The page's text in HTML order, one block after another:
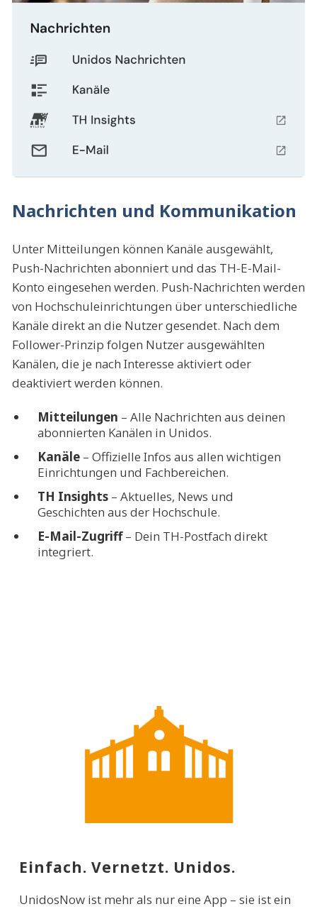
Nachrichten und Kommunikation
Unter Mitteilungen können Kanäle ausgewählt,
Push-Nachrichten abonniert und das TH-E-Mail-
Konto eingesehen werden. Push-Nachrichten werden
von Hochschuleinrichtungen über unterschiedliche
Kanäle direkt an die Nutzer gesendet. Nach dem
Follower-Prinzip folgen Nutzer ausgewählten
Kanälen, die je nach Interesse aktiviert oder
deaktiviert werden können.
Mitteilungen – Alle Nachrichten aus deinen
abonnierten Kanälen in Unidos.
Kanäle – Offizielle Infos aus allen wichtigen
Einrichtungen und Fachbereichen.
TH Insights – Aktuelles, News und
Geschichten aus der Hochschule.
E-Mail-Zugriff– Dein TH-Postfach direkt
integriert.
Einfach. Vernetzt. Unidos.
UnidosNow ist mehr als nur eine App – sie ist ein